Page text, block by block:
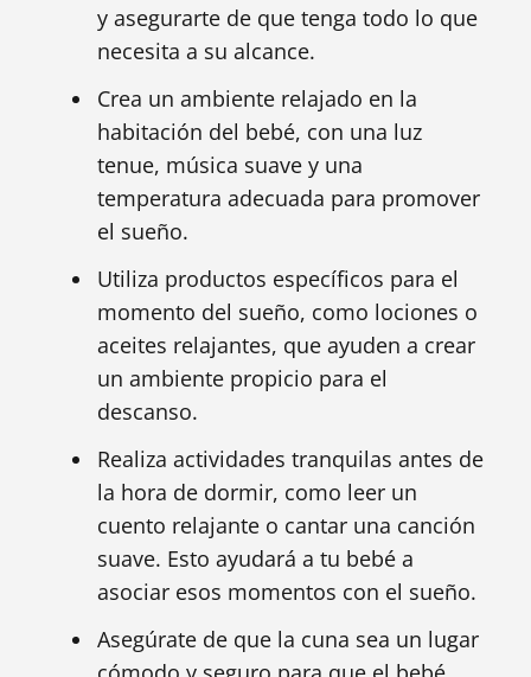
y asegurarte de que tenga todo lo que
necesita a su alcance.
Crea un ambiente relajado en la
habitación del bebé, con una luz
tenue, música suave y una
temperatura adecuada para promover
el sueño.
Utiliza productos específicos para el
momento del sueño, como lociones o
aceites relajantes, que ayuden a crear
un ambiente propicio para el
descanso.
Realiza actividades tranquilas antes de
la hora de dormir, como leer un
cuento relajante o cantar una canción
suave. Esto ayudará a tu bebé a
asociar esos momentos con el sueño.
Asegúrate de que la cuna sea un lugar